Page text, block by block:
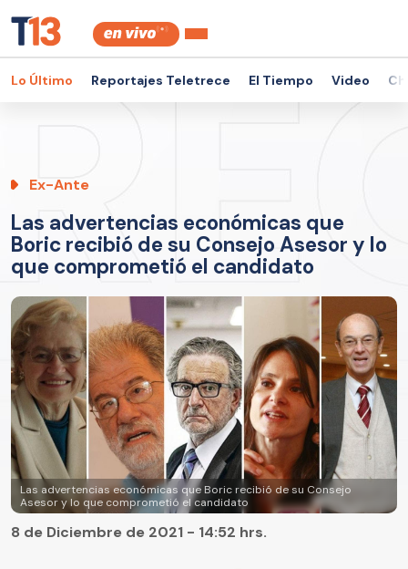
Lo Último Reportajes Teletrece El Tiempo Video
Ex-Ante
Las advertencias económicas que
Boric recibió de su Consejo Asesor y lo
que comprometió el candidato
Las advertencias económicas que Boric recibió de su Consejo
Asesor y lo que comprometió el candidato
8 de Diciembre de 2021 - 14:52 hrs.